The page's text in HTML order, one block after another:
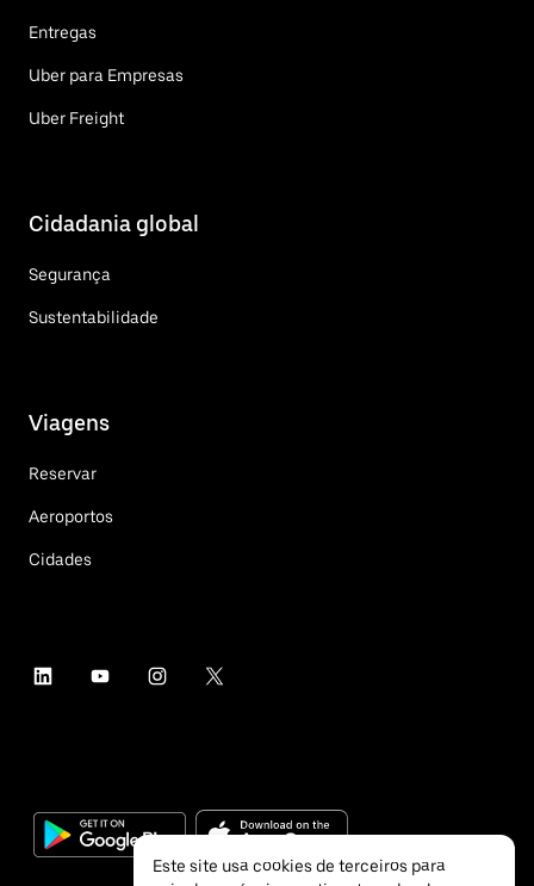
Entregas
Uber para Empresas
Uber Freight
Cidadania global
Segurança
Sustentabilidade
Viagens
Reservar
Aeroportos
Cidades
Este site usa cookies de terceiros para